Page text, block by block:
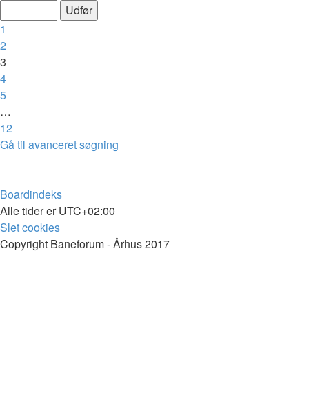
af
12
Forrige
1
2
3
4
5
…
12
Næste
Gå til avanceret søgning
Boardindeks
Alle tider erUTC+02:00
Slet cookies
Copyright Baneforum - Århus 2017